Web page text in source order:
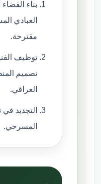
بناء
العبادي
مقترحة.
توظيف
تصميم
العراقي.
التجديد
المسرحي.